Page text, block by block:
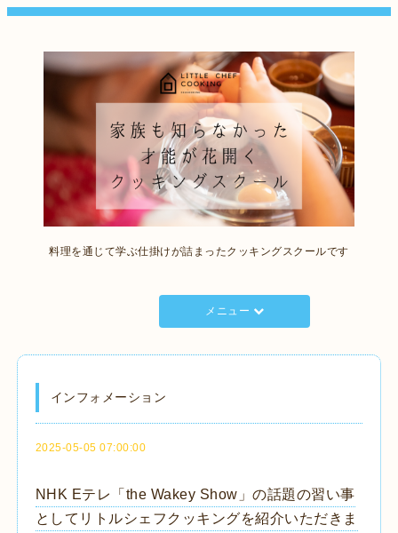
料理を通じて学ぶ仕掛けが詰まったクッキングスクールです
メニュー
インフォメーション
2025-05-05 07:00:00
NHK Eテレ「the Wakey Show」の話題の習い事
としてリトルシェフクッキングを紹介いただきま